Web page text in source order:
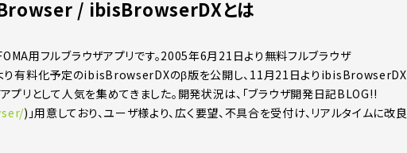
/ ibisBrowserDXとは
用フルブラウザアプリです。2005年6月21日より無料フルブラウザ
有料化予定のibisBrowserDXのβ版を公開し、11月21日よりibisBrowserDX
プリとして人気を集めてきました。開発状況は、「ブラウザ開発日記BLOG!!
)」用意しており、ユーザ様より、広く要望、不具合を受付け、リアルタイムに改良